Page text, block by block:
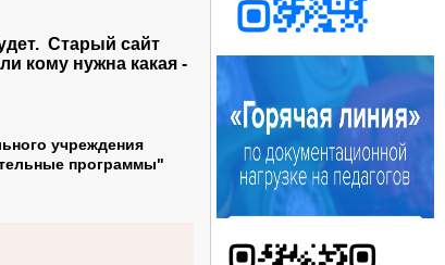
Старый сайт
кому нужна какая -
учреждения
программы"